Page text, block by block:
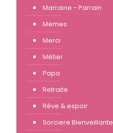
Marraine - Parrain
Memes
Merci
Métier
Papa
Retraite
Rêve & espoir
Sorciere Bienveillante